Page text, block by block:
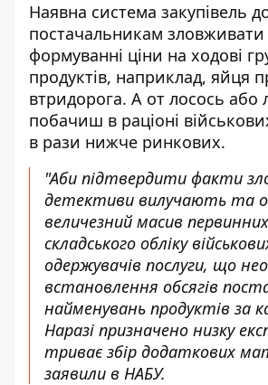
Наявна система закупівель
постачальникам
формуванні ціни на ходові
продуктів, наприклад, яйця
втридорога. А от лосось або
побачиш в раціоні
в рази нижче ринкових.
"Аби підтвердити факти
детективи вилучають та
величезний масив
складського обліку
одержувачів послуги, що
встановлення обсягів
найменувань продуктів за
Наразі призначено низку
триває збір додаткових
заявили в НАБУ.